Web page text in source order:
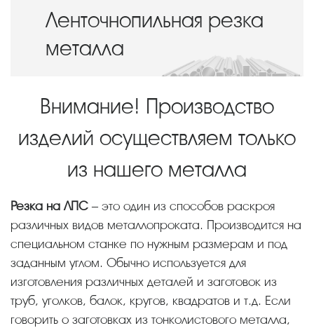
Ленточнопильная резка
металла
Внимание! Производство
изделий осуществляем только
из нашего металла
Резка на ЛПС – это один из способов раскроя
различных видов металлопроката. Производится на
специальном станке по нужным размерам и под
заданным углом. Обычно используется для
изготовления различных деталей и заготовок из
труб, уголков, балок, кругов, квадратов и т.д. Если
говорить о заготовках из тонколистового металла,